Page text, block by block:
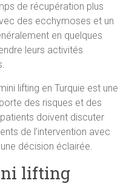
de récupération plus
des ecchymoses et un
en quelques
leurs activités
lifting en Turquie est une
des risques et des
doivent discuter
de l’intervention avec
décision éclairée.
lifting